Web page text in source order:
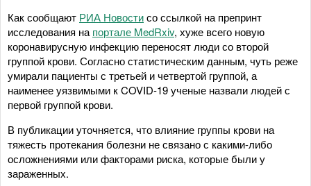
Как сообщают РИА Новостисо ссылкой на препринт
исследования на портале MedRxiv, хуже всего новую
коронавирусную инфекцию переносят люди со второй
группой крови. Согласно статистическим данным, чуть реже
умирали пациенты с третьей и четвертой группой, а
наименее уязвимыми к COVID-19 ученые назвали людей с
первой группой крови.
В публикации уточняется, что влияние группы крови на
тяжесть протекания болезни не связано с какими-либо
осложнениями или факторами риска, которые были у
зараженных.